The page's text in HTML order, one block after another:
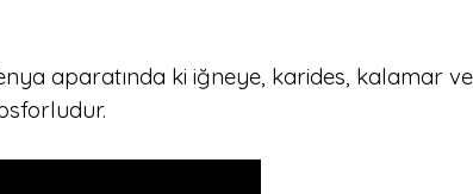
aparatında ki iğneye, karides, kalamar